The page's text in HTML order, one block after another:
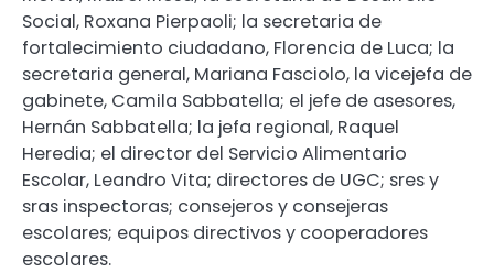
Social, Roxana Pierpaoli; la secretaria de
fortalecimiento ciudadano, Florencia de Luca; la
secretaria general, Mariana Fasciolo, la vicejefa de
gabinete, Camila Sabbatella; el jefe de asesores,
Hernán Sabbatella; la jefa regional, Raquel
Heredia; el director del Servicio Alimentario
Escolar, Leandro Vita; directores de UGC; sres y
sras inspectoras; consejeros y consejeras
escolares; equipos directivos y cooperadores
escolares.